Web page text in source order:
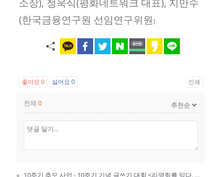
(한국금융연구원 선임연구위원)
좋아요0 싫어요0 인쇄
전체0
« 10주기 추모 사업 - 10주기 기념 글쓰기 대회 <리영희를 읽다. 리영희를 쓰다>